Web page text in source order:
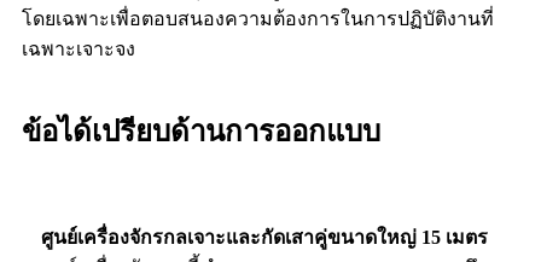
โดยเฉพาะเพื่อตอบสนองความต้องการในการปฏิบัติงานที่
เฉพาะเจาะจง
ข้อได้เปรียบด้านการออกแบบ
ศูนย์เครื่องจักรกลเจาะและกัดเสาคู่ขนาดใหญ่ 15 เมตร